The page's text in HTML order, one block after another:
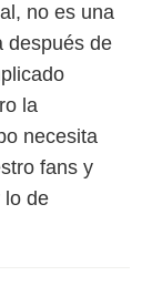
no es una
después de
la
necesita
fans y
lo de